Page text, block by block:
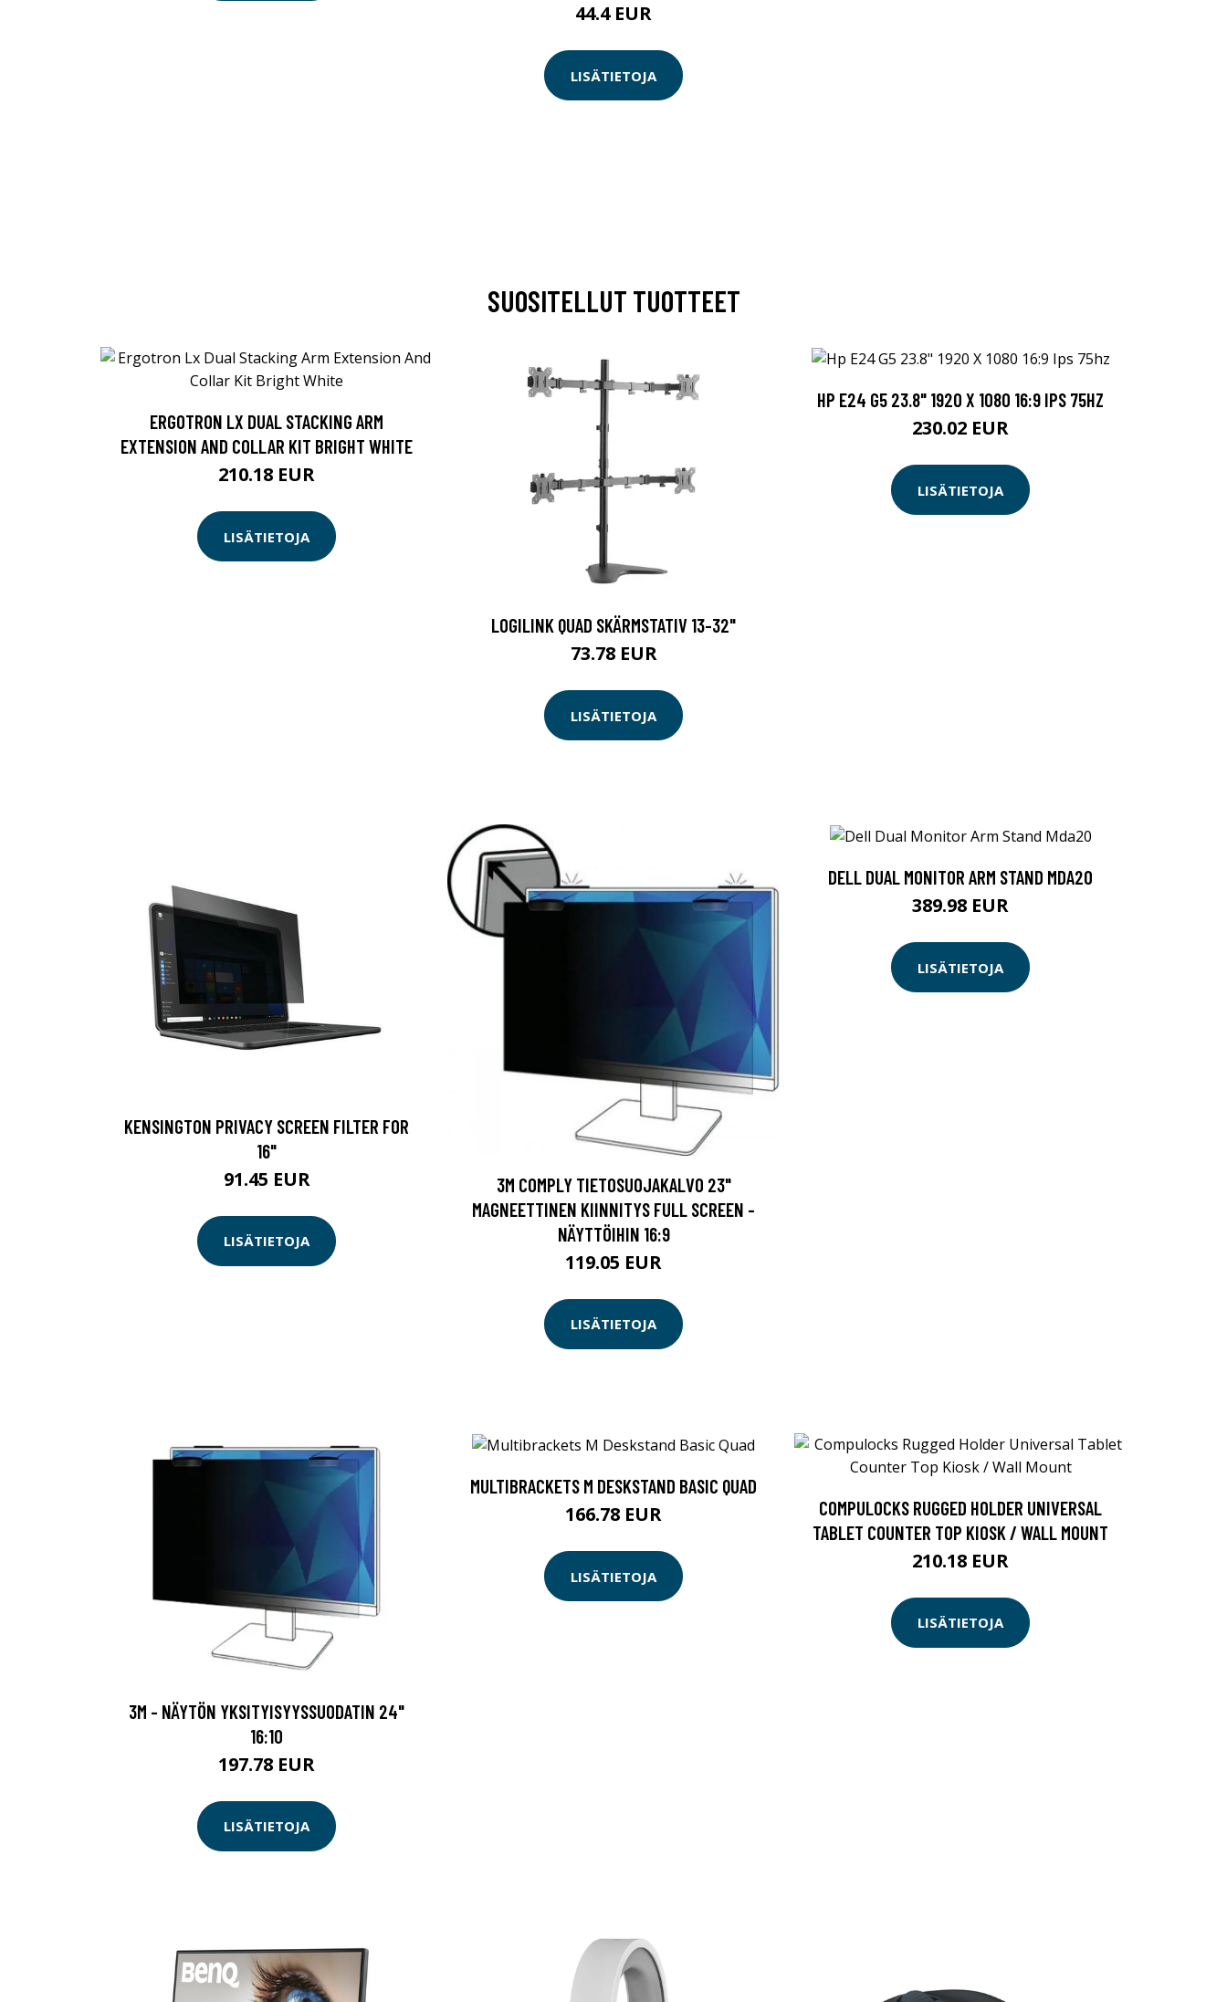
44.4 EUR
LISÄTIETOJA
SUOSITELLUT TUOTTEET
ERGOTRON LX DUAL STACKING ARM
EXTENSION AND COLLAR KIT BRIGHT WHITE
210.18 EUR
LISÄTIETOJA
LOGILINK QUAD SKÄRMSTATIV 13-32"
73.78 EUR
LISÄTIETOJA
HP E24 G5 23.8" 1920 X 1080 16:9 IPS 75HZ
230.02 EUR
LISÄTIETOJA
KENSINGTON PRIVACY SCREEN FILTER FOR
16"
91.45 EUR
LISÄTIETOJA
3M COMPLY TIETOSUOJAKALVO 23"
MAGNEETTINEN KIINNITYS FULL SCREEN -
NÄYTTÖIHIN 16:9
119.05 EUR
LISÄTIETOJA
DELL DUAL MONITOR ARM STAND MDA20
389.98 EUR
LISÄTIETOJA
3M - NÄYTÖN YKSITYISYYSSUODATIN 24"
16:10
197.78 EUR
LISÄTIETOJA
MULTIBRACKETS M DESKSTAND BASIC QUAD
166.78 EUR
LISÄTIETOJA
COMPULOCKS RUGGED HOLDER UNIVERSAL
TABLET COUNTER TOP KIOSK / WALL MOUNT
210.18 EUR
LISÄTIETOJA